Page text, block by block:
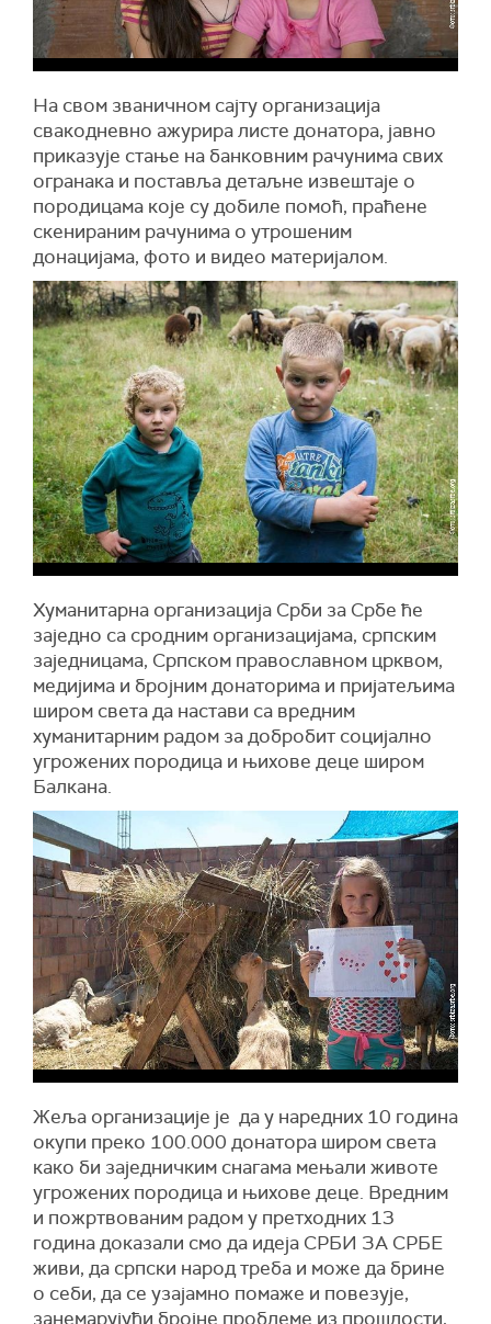
На свом званичном сајту организација
свакодневно ажурира листе донатора, јавно
приказује стање на банковним рачунима свих
огранака и поставља детаљне извештаје о
породицама које су добиле помоћ, праћене
скенираним рачунима о утрошеним
донацијама, фото и видео материјалом.
Хуманитарна организација Срби за Србе ће
заједно са сродним организацијама, српским
заједницама, Српском православном црквом,
медијима и бројним донаторима и пријатељима
широм света да настави са вредним
хуманитарним радом за добробит социјално
угрожених породица и њихове деце широм
Балкана.
Жеља организације је да у наредних 10 година
окупи преко 100.000 донатора широм света
како би заједничким снагама мењали животе
угрожених породица и њихове деце. Вредним
и пожртвованим радом у претходних 13
година доказали смо да идеја СРБИ ЗА СРБЕ
живи, да српски народ треба и може да брине
о себи, да се узајамно помаже и повезује,
занемарујући бројне проблеме из прошлости,